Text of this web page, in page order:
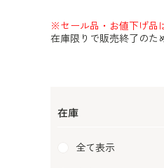
※セール品・お値下げ品
在庫限りで販売終了のた
在庫
全て表示